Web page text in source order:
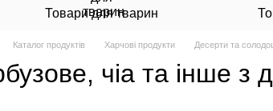
Товари для тварин
Каталог продуктів Харчові продукти Десерти та
чіа та інше з